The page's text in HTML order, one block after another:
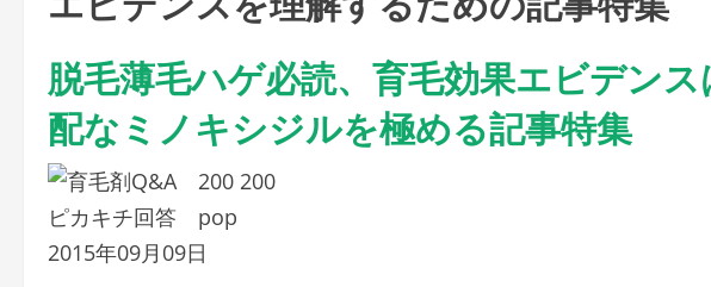
脱毛薄毛ハゲ必読、育毛効果エビデン
配なミノキシジルを極める記事特集
2015年09月09日